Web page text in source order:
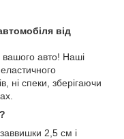
від
вашого авто! Наші
ні спеки, зберігаючи
2,5 см і